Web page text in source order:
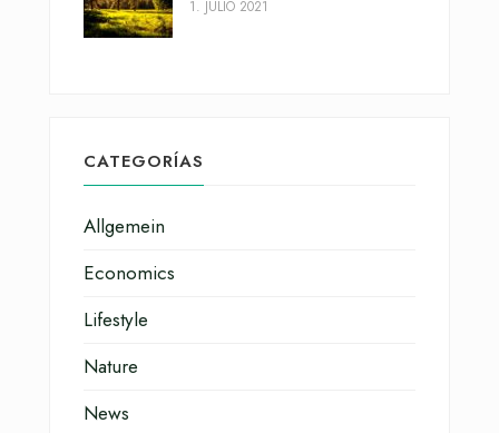
1. JULIO 2021
CATEGORÍAS
Allgemein
Economics
Lifestyle
Nature
News